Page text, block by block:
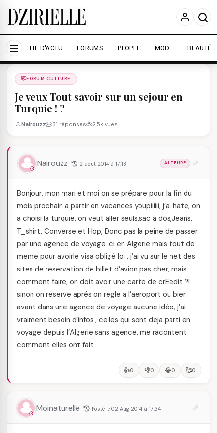
Nous utilisons des cookies pour améliorer votre
expérience et mesurer l'audience.
En savoir plus
Accepter tout Personnaliser
FIL D'ACTU FORUMS PEOPLE MODE BEAUTÉ
Forums
FORUM CULTURE
Je veux Tout savoir sur un sejour en
Turquie ! ?
Nairouzz 31 réponses 2.5k vues
Nairouzz 2 août 2014 à 17:18 AUTEURE
Bonjour, mon mari et moi on se prépare pour la fin du
mois prochain a partir en vacances youpiiiiii, j’ai hate, on
a choisi la turquie, on veut aller seuls,sac a dos,Jeans,
T_shirt, Converse et Hop, Donc pas la peine de passer
par une agence de voyage ici en Algerie mais tout de
meme pour avoirle visa obligé lol , j’ai vu sur le net des
sites de reservation de billet d’avion pas cher, mais
comment faire, on doit avoir une carte de crEedit ?!
sinon on reserve aprés on regle a l’aeroport ou bien
avant dans une agence de voyage aucune idée, j’ai
vraiment besoin d’infos , celles qui sont deja parti en
voyage depuis l’Algerie sans agence, me racontent
comment elles ont fait
👍0 👎0 😂0 🥰0
Moinaturelle Posté le 02 Aug 2014 à 17:34